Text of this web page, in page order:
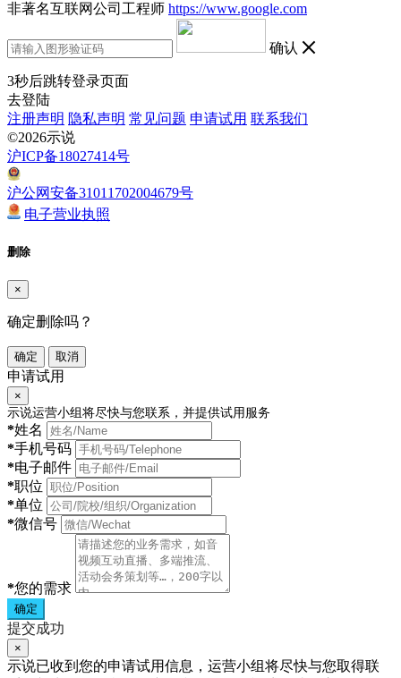
非著名互联网公司工程师 https://www.google.com
确认
3秒后跳转登录页面
去登陆
注册声明 隐私声明 常见问题 申请试用 联系我们
©2026示说
沪ICP备18027414号
沪公网安备31011702004679号
电子营业执照
删除
×
确定删除吗？
确定 取消
申请试用
×
示说运营小组将尽快与您联系，并提供试用服务
*姓名
*手机号码
*电子邮件
*职位
*单位
*微信号
*您的需求
确定
提交成功
×
示说已收到您的申请试用信息，运营小组将尽快与您取得联